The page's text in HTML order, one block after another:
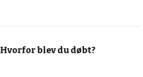
Hvorfor blev du døbt?